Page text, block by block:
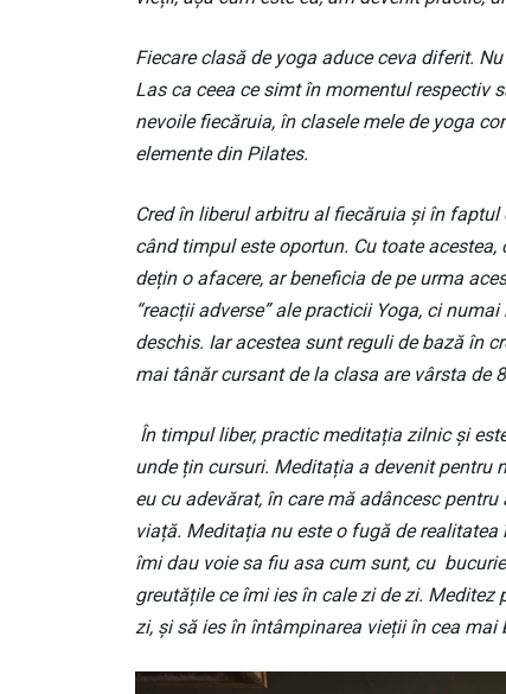
Fiecare clasă de yoga aduce ceva diferit.
Las ca ceea ce simt în momentul respectiv
nevoile fiecăruia, în clasele mele de yoga
elemente din Pilates.
Cred în liberul arbitru al fiecăruia și în
când timpul este oportun. Cu toate
dețin o afacere, ar beneficia de pe urma
“reacții adverse” ale practicii Yoga, ci
deschis. Iar acestea sunt reguli de bază în
mai tânăr cursant de la clasa are vârsta de
În timpul liber, practic meditația zilnic și
unde țin cursuri. Meditația a devenit
eu cu adevărat, în care mă adâncesc
viață. Meditația nu este o fugă de
îmi dau voie sa fiu asa cum sunt, cu
greutățile ce îmi ies în cale zi de zi.
zi, și să ies în întâmpinarea vieții în cea mai
Image